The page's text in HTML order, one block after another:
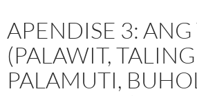
APENDISE 3:
(PALAWIT,
PALAMUTI,